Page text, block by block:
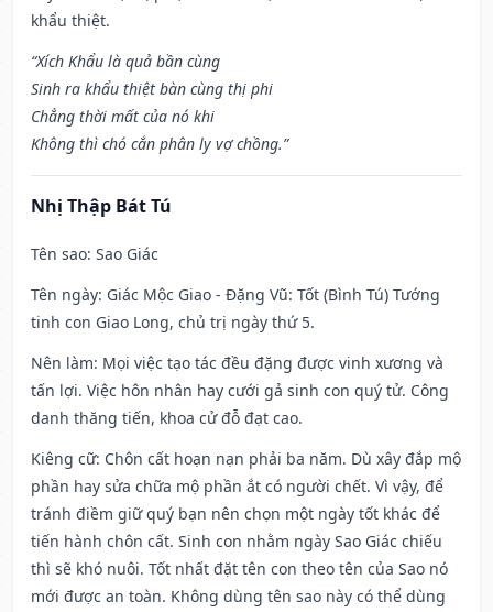
khẩu thiệt.
“Xích Khẩu là quả bần cùng
Sinh ra khẩu thiệt bàn cùng thị phi
Chẳng thời mất của nó khi
Không thì chó cắn phân ly vợ chồng.”
Nhị Thập Bát Tú
Tên sao: Sao Giác
Tên ngày: Giác Mộc Giao - Đặng Vũ: Tốt (Bình Tú) Tướng
tinh con Giao Long, chủ trị ngày thứ 5.
Nên làm: Mọi việc tạo tác đều đặng được vinh xương và
tấn lợi. Việc hôn nhân hay cưới gả sinh con quý tử. Công
danh thăng tiến, khoa cử đỗ đạt cao.
Kiêng cữ: Chôn cất hoạn nạn phải ba năm. Dù xây đắp mộ
phần hay sửa chữa mộ phần ắt có người chết. Vì vậy, để
tránh điềm giữ quý bạn nên chọn một ngày tốt khác để
tiến hành chôn cất. Sinh con nhằm ngày Sao Giác chiếu
thì sẽ khó nuôi. Tốt nhất đặt tên con theo tên của Sao nó
mới được an toàn. Không dùng tên sao này có thể dùng